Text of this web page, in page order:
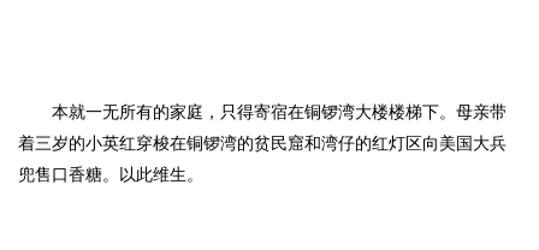
本就一无所有的家庭，只得寄宿在铜锣湾大楼楼梯下。母亲带
着三岁的小英红穿梭在铜锣湾的贫民窟和湾仔的红灯区向美国大兵
兜售口香糖。以此维生。